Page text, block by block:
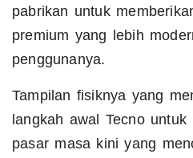
pabrikan untuk
premium yang lebih
penggunanya.
Tampilan fisiknya yang
langkah awal Tecno
pasar masa kini yang